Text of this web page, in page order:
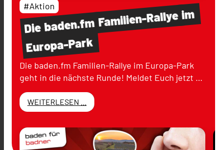
Diebaden.fmFamilien-Rallyeim
Europa-Park
#Aktion
Die baden.fm Familien-Rallye im Europa-Park
geht in die nächste Runde! Meldet Euch jetzt …
WEITERLESEN ...